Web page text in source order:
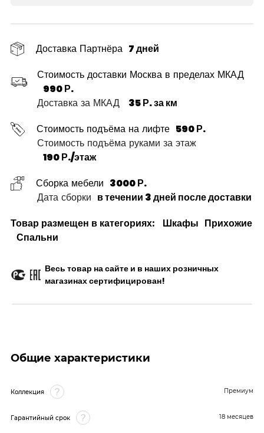
Доставка Партнёра 7 дней
Стоимость доставки Москва в пределах МКАД
990 Р.
Доставка за МКАД
35 Р. за км
Стоимость подъёма на лифте 590 Р.
Стоимость подъёма руками за этаж
190 Р./этаж
Сборка мебели 3000 Р.
Дата сборки в течении 3 дней после доставки
Товар размещен в категориях:
Шкафы Прихожие
Спальни
Весь товар на сайте и в наших розничных
магазинах сертифицирован!
Общие характеристики
Коллекция Премиум
Гарантийный срок 18 месяцев